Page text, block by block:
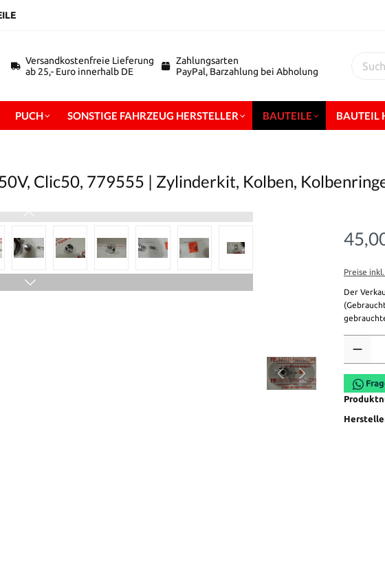
Versandkostenfreie Lieferung
ab 25,- Euro innerhalb DE
Zahlungsarten
PayPal, Barzahlung bei Abholung
PUCH SONSTIGE FAHRZEUG HERSTELLER BAUTEILE BAUTEIL
Clic50, 779555 | Zylinderkit, Kolben,
Preise
Der